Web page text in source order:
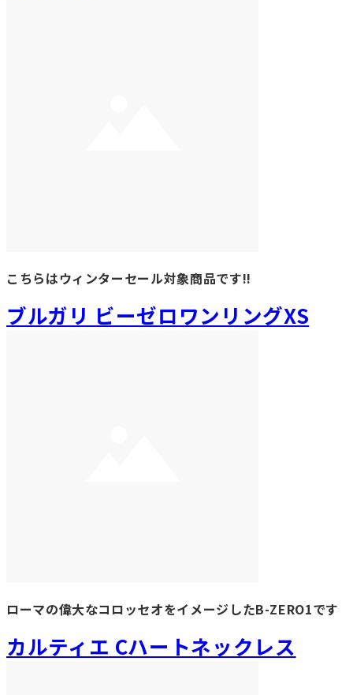
こちらはウィンターセール対象商品です!!
ブルガリ ビーゼロワンリングXS
ローマの偉大なコロッセオをイメージしたB-ZERO1です
カルティエ Cハートネックレス